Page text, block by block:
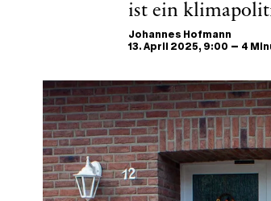
ist ein
Johannes Hofmann
13. April 2025, 9:00 – 4